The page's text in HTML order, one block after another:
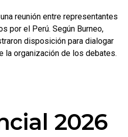
reunión entre representantes
por el Perú. Según Burneo,
disposición para dialogar
la organización de los debates.
2026